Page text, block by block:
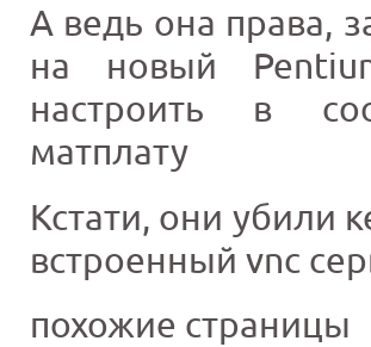
А ведь она права,
на новый
настроить в
матплату
Кстати, они убили
встроенный vnc
похожие страницы